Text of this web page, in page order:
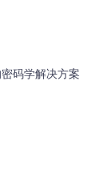
码学解决方案